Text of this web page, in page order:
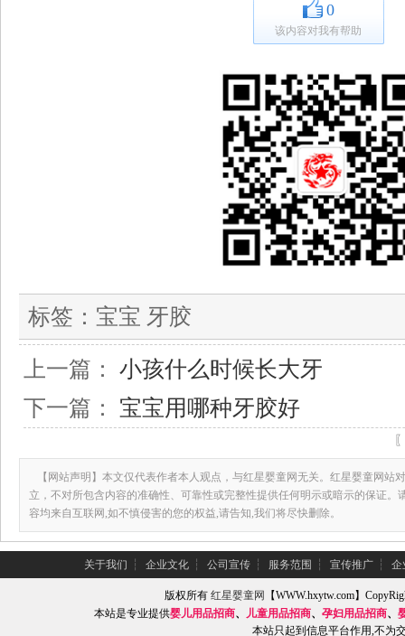
0
该内容对我有帮助
标签： 宝宝 牙胶
上一篇： 小孩什么时候长大牙
下一篇： 宝宝用哪种牙胶好
【网站声明】本文仅代表作者本人观点，与红星婴童网无关。红星婴童网站
立，不对所包含内容的准确性、可靠性或完整性提供任何明示或暗示的保证。
容均来自互联网,如不慎侵害的您的权益,请告知,我们将尽快删除。
关于我们 ┆ 企业文化 ┆ 公司宣传 ┆ 服务范围 ┆ 宣传推广 ┆ 企
版权所有红星婴童网
【WWW.hxytw.com】
本站是专业提供婴儿用品招商、 儿童用品招商、 孕妇用品招商、
本站只起到信息平台作用,不为